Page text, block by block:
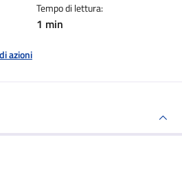
Tempo di lettura:
1 min
azioni